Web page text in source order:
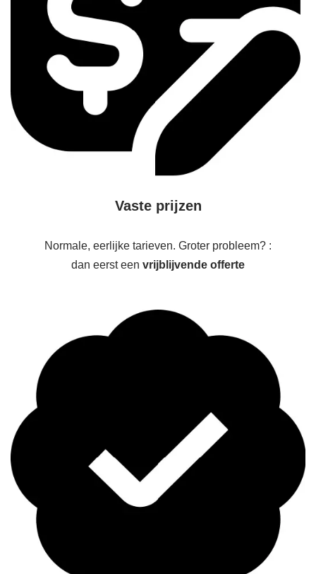
Vaste prijzen
Normale, eerlijke tarieven. Groter probleem? :
dan eerst een vrijblijvende offerte